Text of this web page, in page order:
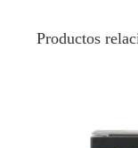
Productos